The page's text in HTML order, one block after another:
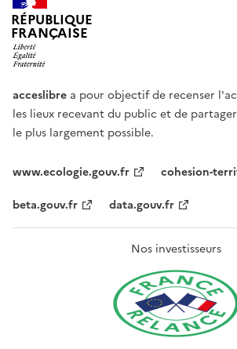
RÉPUBLIQUE
FRANÇAISE
acceslibre a pour objectif de recenser
les lieux recevant du public et de
le plus largement possible.
www.ecologie.gouv.fr
cohesion-
beta.gouv.fr
data.gouv.fr
Nos investisseurs